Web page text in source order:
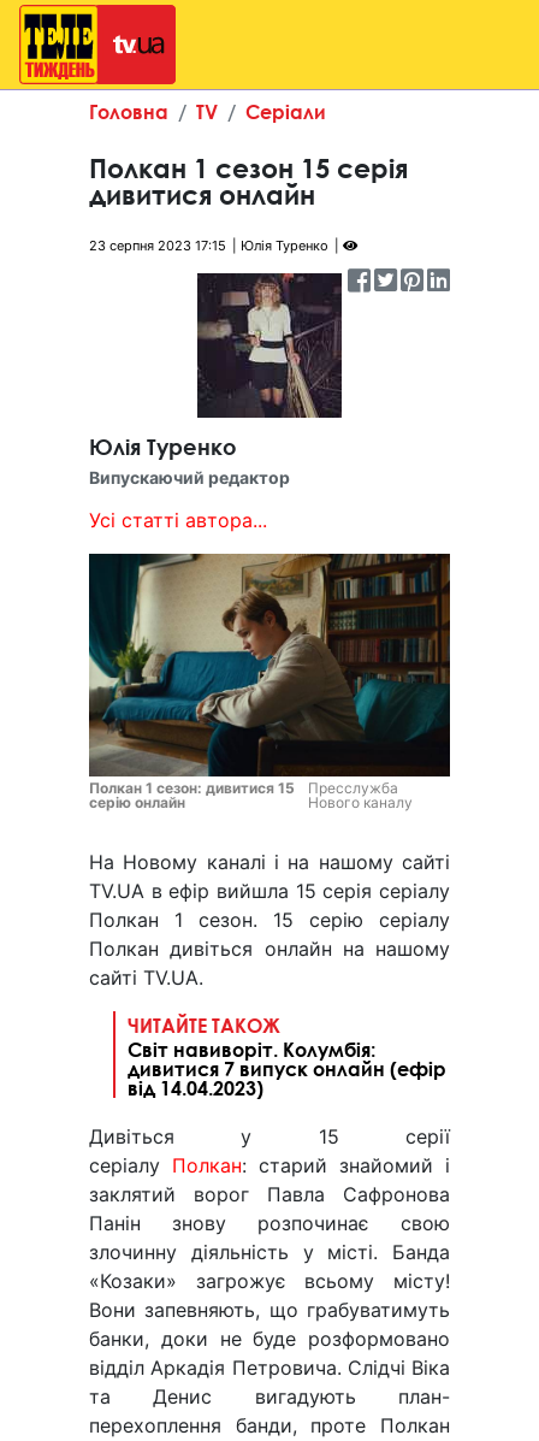
Головна TV Серіали
Полкан 1 сезон 15 серія
дивитися онлайн
23 серпня 2023 17:15 Юлія Туренко
Юлія Туренко
Випускаючий редактор
Усі статті автора...
Полкан 1 сезон: дивитися 15
серію онлайн
Пресслужба
Нового каналу
На Новому каналі і на нашому сайті
TV.UA в ефір вийшла 15 серія серіалу
Полкан 1 сезон. 15 серію серіалу
Полкан дивіться онлайн на нашому
сайті TV.UA.
ЧИТАЙТЕ ТАКОЖ
Світ навиворіт. Колумбія:
дивитися 7 випуск онлайн (ефір
від 14.04.2023)
Дивіться у 15 серії
серіалу Полкан: старий знайомий і
заклятий ворог Павла Сафронова
Панін знову розпочинає свою
злочинну діяльність у місті. Банда
«Козаки» загрожує всьому місту!
Вони запевняють, що грабуватимуть
банки, доки не буде розформовано
відділ Аркадія Петровича. Слідчі Віка
та Денис вигадують план-
перехоплення банди, проте Полкан